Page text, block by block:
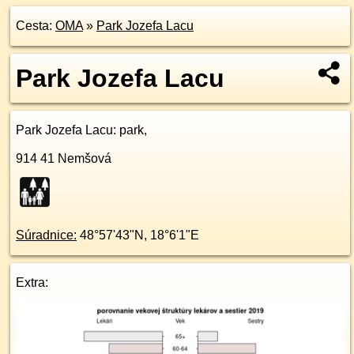
Cesta: OMA» Park Jozefa Lacu
Park Jozefa Lacu
Park Jozefa Lacu: park,
914 41 Nemšová
Súradnice: 48°57'43"N , 18°6'1"E
Extra: